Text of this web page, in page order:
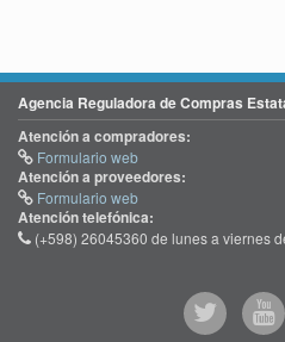
Agencia Reguladora de Compras
Atención a compradores:
Formulario web
Atención a proveedores:
Formulario web
Atención telefónica:
(+598) 26045360 de lunes a viernes